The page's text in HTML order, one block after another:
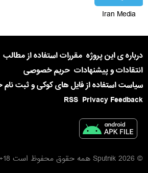
Iran Media
درباره ی این پروژه مقررات استفاده از مطالب
انتقادات و پیشنهادات حریم خصوصی
سیاست استفاده از فایل های کوکی و ثبت نام
Privacy Feedback
RSS
© 2026 Sputnik همه حقوق محفوظ است 18+